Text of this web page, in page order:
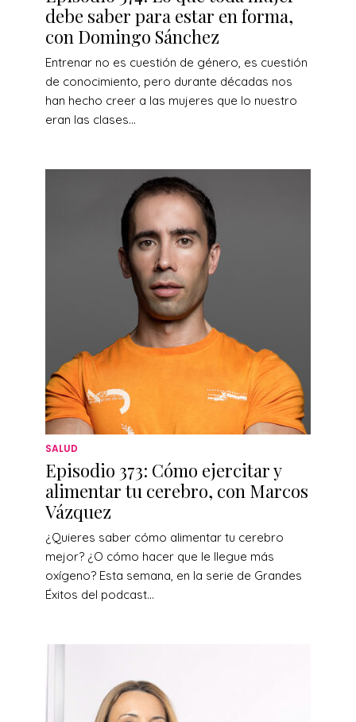
debe saber para estar en forma,
con Domingo Sánchez
Entrenar no es cuestión de género, es cuestión
de conocimiento, pero durante décadas nos
han hecho creer a las mujeres que lo nuestro
eran las clases...
SALUD
Episodio 373: Cómo ejercitar y
alimentar tu cerebro, con Marcos
Vázquez
¿Quieres saber cómo alimentar tu cerebro
mejor? ¿O cómo hacer que le llegue más
oxígeno? Esta semana, en la serie de Grandes
Éxitos del podcast...